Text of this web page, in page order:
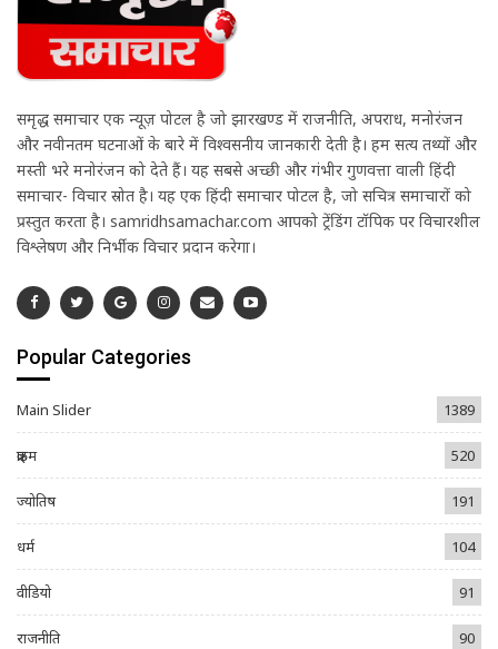
समृद्ध समाचार एक न्यूज़ पोर्टल है जो झारखण्ड में राजनीति, अपराध, मनोरंजन
और नवीनतम घटनाओं के बारे में विश्वसनीय जानकारी देती है। हम सत्य तथ्यों और
मस्ती भरे मनोरंजन को देते हैं। यह सबसे अच्छी और गंभीर गुणवत्ता वाली हिंदी
समाचार- विचार स्रोत है। यह एक हिंदी समाचार पोर्टल है, जो सचित्र समाचारों को
प्रस्तुत करता है। samridhsamachar.com आपको ट्रेंडिंग टॉपिक पर विचारशील
विश्लेषण और निर्भीक विचार प्रदान करेगा।
Popular Categories
Main Slider 1389
क्राइम 520
ज्योतिष 191
धर्म 104
वीडियो 91
राजनीति 90